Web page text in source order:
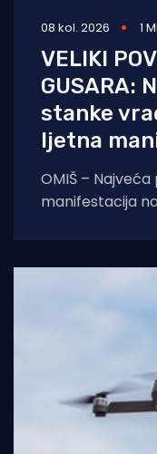
08 kol. 2026 1
VELIKI
GUSARA:
stanke
ljetna
OMIŠ –
manifestacija